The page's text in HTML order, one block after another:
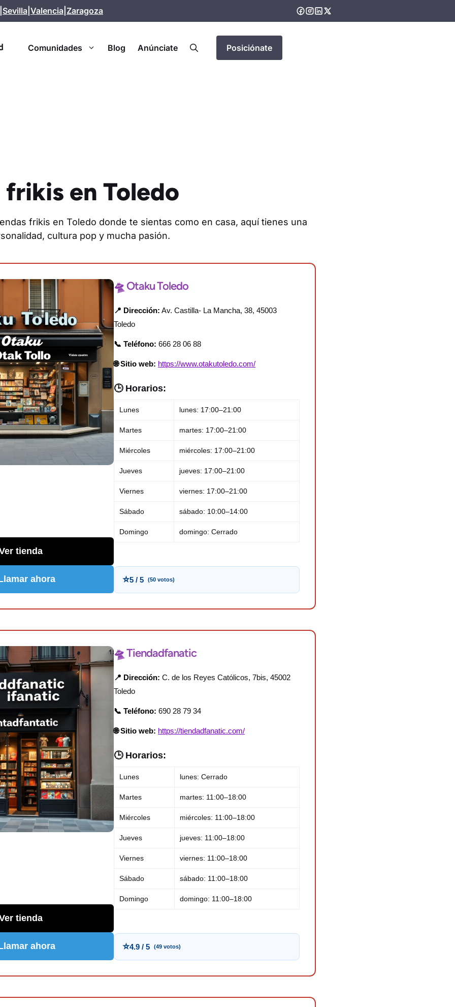
Sevilla Valencia Zaragoza
Comunidades Blog Anúnciate Posiciónate
frikis en Toledo
frikis en Toledo donde te sientas como en casa, aquí tienes una
cultura pop y mucha pasión.
tienda
ahora
🛸 Otaku Toledo
📍 Dirección: Av. Castilla- La Mancha, 38, 45003
Toledo
📞 Teléfono: 666 28 06 88
🌐 Sitio web: https://www.otakutoledo.com/
🕒 Horarios:
Lunes lunes: 17:00–21:00
Martes martes: 17:00–21:00
Miércoles miércoles: 17:00–21:00
Jueves jueves: 17:00–21:00
Viernes viernes: 17:00–21:00
Sábado sábado: 10:00–14:00
Domingo domingo: Cerrado
⭐5 / 5 (50 votos)
tienda
ahora
🛸 Tiendadfanatic
📍 Dirección: C. de los Reyes Católicos, 7bis, 45002
Toledo
📞 Teléfono: 690 28 79 34
🌐 Sitio web: https://tiendadfanatic.com/
🕒 Horarios:
Lunes lunes: Cerrado
Martes martes: 11:00–18:00
Miércoles miércoles: 11:00–18:00
Jueves jueves: 11:00–18:00
Viernes viernes: 11:00–18:00
Sábado sábado: 11:00–18:00
Domingo domingo: 11:00–18:00
⭐4.9 / 5 (49 votos)